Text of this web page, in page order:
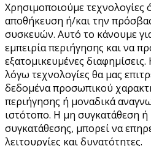
Χρησιμοποιούμε τεχνολογίες
αποθήκευση ή/και την
συσκευών. Αυτό το κάνουμε
εμπειρία περιήγησης και να
εξατομικευμένες
λόγω τεχνολογίες θα μας
δεδομένα προσωπικού
περιήγησης ή μοναδικά
ιστότοπο. Η μη συγκατάθεση
συγκατάθεσης, μπορεί να
λειτουργίες και δυνατότητες.